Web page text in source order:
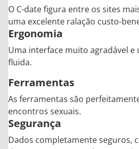
O C-date figura entre os sites
uma excelente ralação custo-
Ergonomia
Uma interface muito agradável e
fluida.
Ferramentas
As ferramentas são
encontros sexuais.
Segurança
Dados completamente seguros,